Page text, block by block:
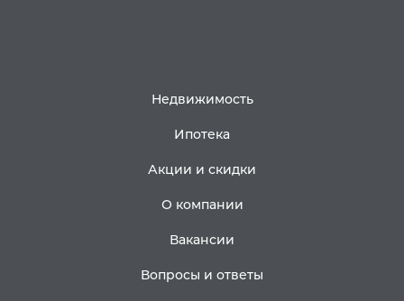
Недвижимость
Ипотека
Акции и скидки
О компании
Вакансии
Вопросы и ответы